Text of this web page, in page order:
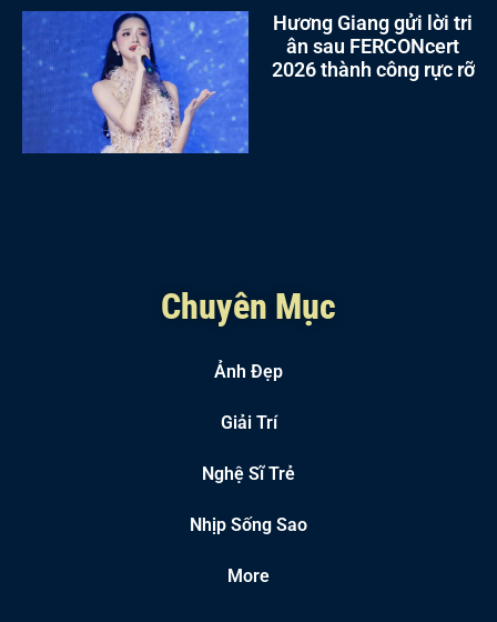
Hương Giang gửi lời tri
ân sau FERCONcert
2026 thành công rực rỡ
Chuyên Mục
Ảnh Đẹp
Giải Trí
Nghệ Sĩ Trẻ
Nhịp Sống Sao
More